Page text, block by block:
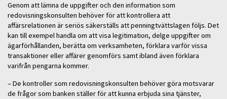
Genom att lämna de uppgifter och den information som
redovisningskonsulten behöver för att kontrollera att
affärsrelationen är seriös säkerställs att penningtvättslagen följs. Det
kan till exempel handla om att visa legitimation, delge uppgifter om
ägarförhållanden, berätta om verksamheten, förklara varför vissa
transaktioner eller affärer genomförs samt ibland även förklara
varifrån pengarna kommer.
– De kontroller som redovisningskonsulten behöver göra motsvarar
de frågor som banken ställer för att kunna erbjuda sina tjänster,